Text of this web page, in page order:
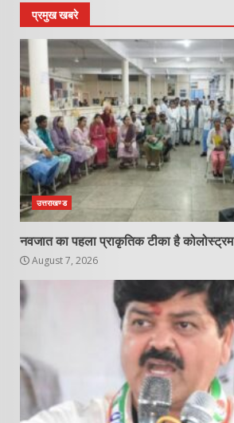
प्रमुख खबरे
उत्तराखण्ड
नवजात का पहला प्राकृतिक टीका है कोलोस्ट्रम
August 7, 2026